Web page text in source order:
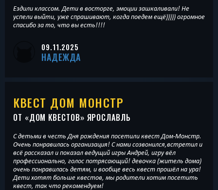
Ездили классом. Дети в восторге, эмоции зашкаливали! Не
успели выйти, уже спрашивают, когда поедем ещё))))) огромное
спасибо за то, что вы есть!!!!
09.11.2025
НАДЕЖДА
КВЕСТ ДОМ МОНСТР
ОТ «ДОМ КВЕСТОВ» ЯРОСЛАВЛЬ
С детьми в честь Дня рождения посетили квест Дом-Монстр.
Очень понравилась организация! С нами созвонился,встретил и
всё рассказал и показал ведущий игры Андрей, игру вёл
профессионально, голос потрясающий! девочка (житель дома)
очень понравилась детям, и вообще весь квест прошёл на ура!
Дети хотят больше квестов, мы родители хотим посетить
квест, так что рекомендуем!